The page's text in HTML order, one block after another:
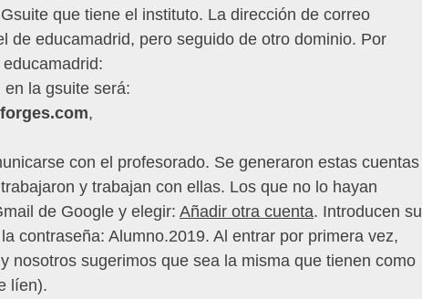
que tiene el instituto. La dirección de correo
de educamadrid, pero seguido de otro dominio. Por
en la gsuite será:
,
con el profesorado. Se generaron estas cuentas
y trabajan con ellas. Los que no lo hayan
de Google y elegir: Añadir otra cuenta. Introducen su
contraseña: Alumno.2019. Al entrar por primera vez,
nosotros sugerimos que sea la misma que tienen como
líen).